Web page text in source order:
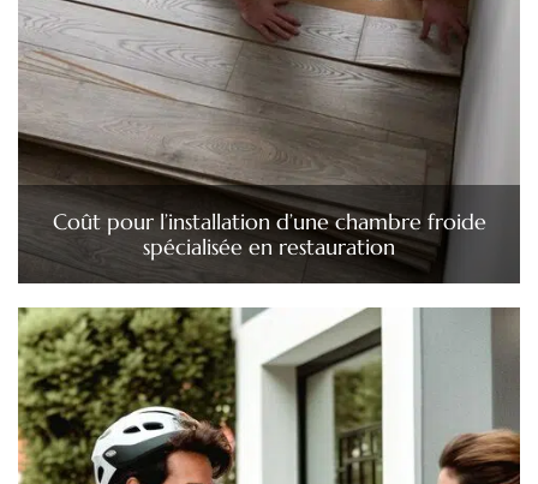
Coût pour l’installation d’une chambre froide
spécialisée en restauration